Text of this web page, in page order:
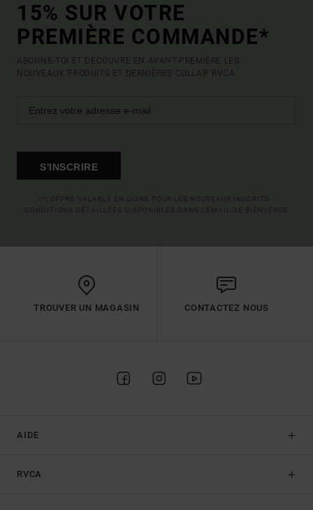
15% SUR VOTRE
PREMIÈRE COMMANDE*
ABONNE-TOI ET DÉCOUVRE EN AVANT-PREMIÈRE LES
NOUVEAUX PRODUITS ET DERNIÈRES COLLAB' RVCA.
S'INSCRIRE
TROUVER UN MAGASIN CONTACTEZ NOUS
AIDE
RVCA